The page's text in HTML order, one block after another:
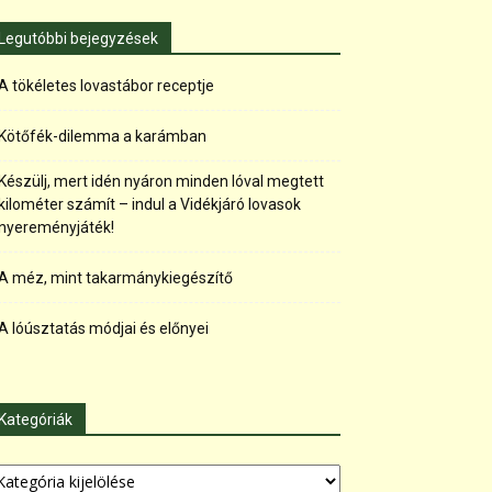
bejegyzések
tökéletes lovastábor receptje
dilemma a karámban
mert idén nyáron minden lóval megtett
számít – indul a Vidékjáró lovasok
méz, mint takarmánykiegészítő
lóúsztatás módjai és előnyei